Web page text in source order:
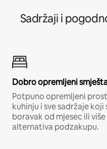
Sadržaji i
Dobro opremljeni
Potpuno opremljeni
kuhinju i sve sadržaje
boravak od mjesec ili
alternativa podzakupu.